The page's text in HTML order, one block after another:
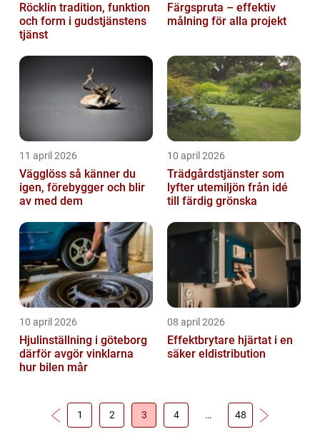
Röcklin tradition, funktion
och form i gudstjänstens
tjänst
Färgspruta – effektiv
målning för alla projekt
11 april 2026
Vägglöss så känner du
igen, förebygger och blir
av med dem
10 april 2026
Trädgårdstjänster som
lyfter utemiljön från idé
till färdig grönska
10 april 2026
Hjulinställning i göteborg
därför avgör vinklarna
hur bilen mår
08 april 2026
Effektbrytare hjärtat i en
säker eldistribution
1 2 3 4 … 48